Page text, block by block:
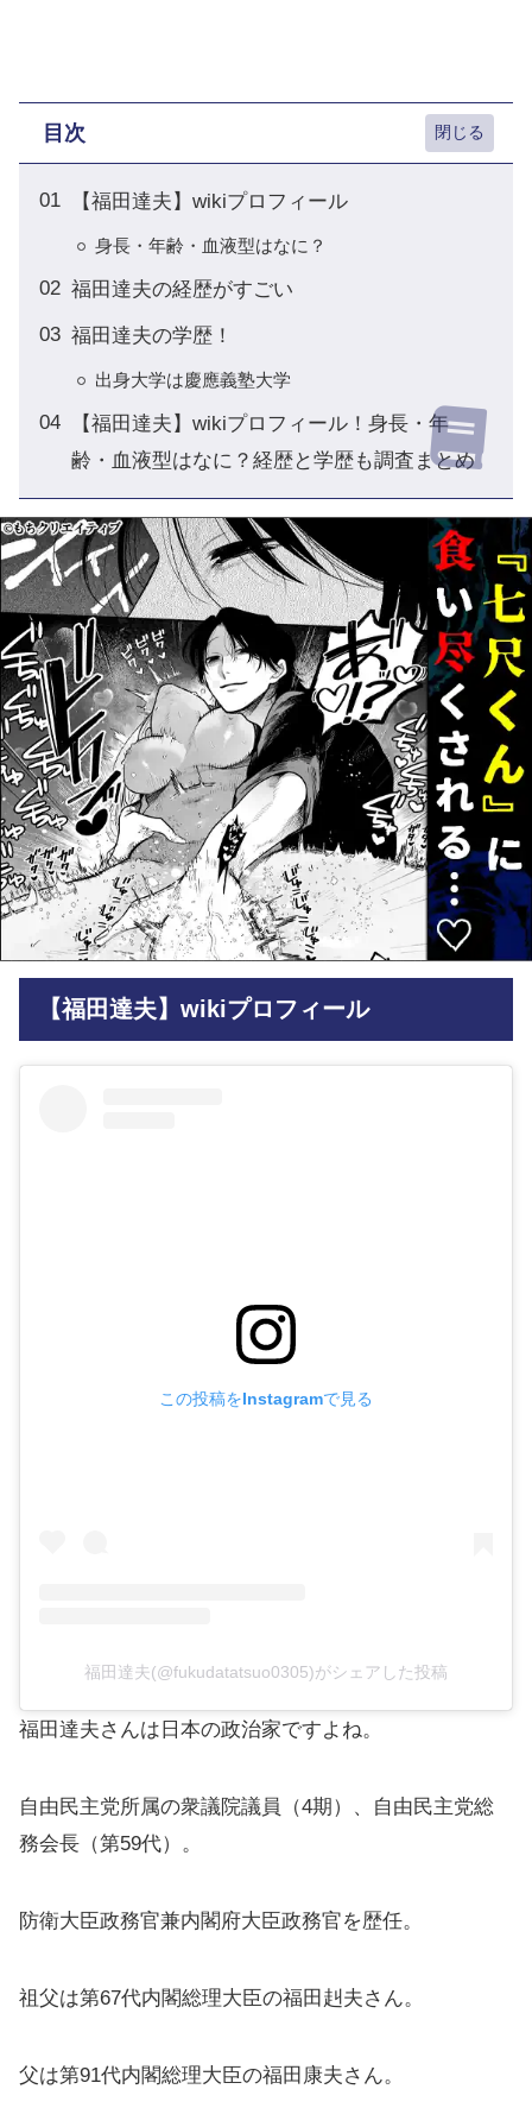
目次
【福田達夫】wikiプロフィール
身長・年齢・血液型はなに？
福田達夫の経歴がすごい
福田達夫の学歴！
出身大学は慶應義塾大学
【福田達夫】wikiプロフィール！身長・年
齢・血液型はなに？経歴と学歴も調査まとめ
【福田達夫】wikiプロフィール
この投稿をInstagramで見る
福田達夫(@fukudatatsuo0305)がシェアした投稿
福田達夫さんは日本の政治家ですよね。
自由民主党所属の衆議院議員（4期）、自由民主党総
務会長（第59代）。
防衛大臣政務官兼内閣府大臣政務官を歴任。
祖父は第67代内閣総理大臣の福田赳夫さん。
父は第91代内閣総理大臣の福田康夫さん。